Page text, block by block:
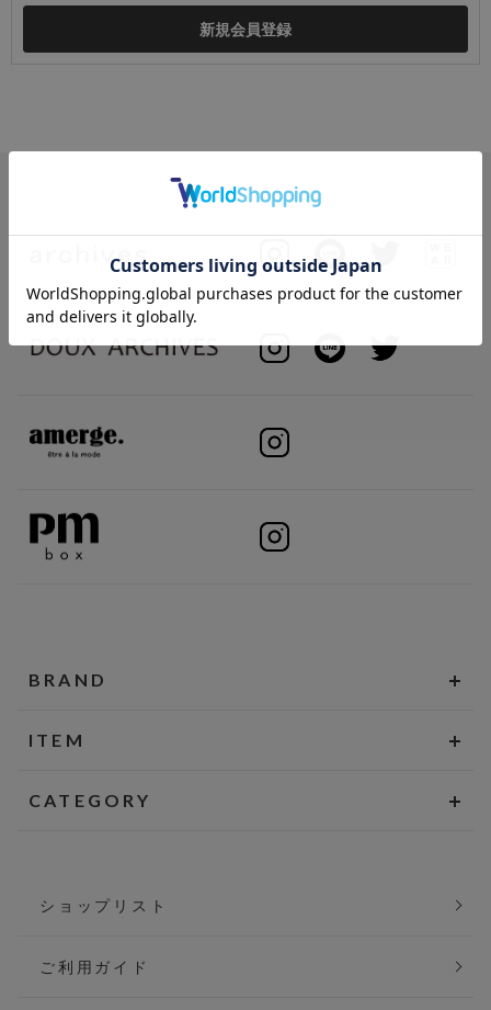
BRAND
ITEM
CATEGORY
ショップリスト
ご利用ガイド